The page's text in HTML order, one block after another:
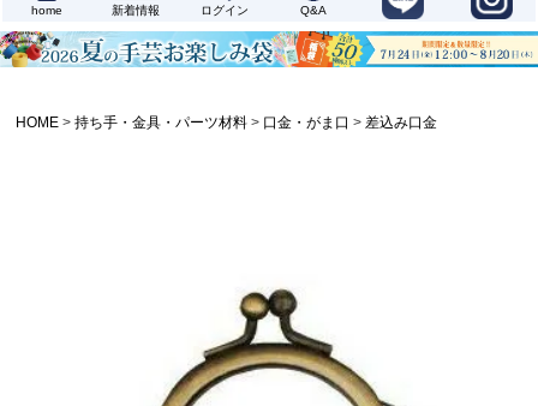
home 新着情報 ログイン Q&A
HOME 持ち手・金具・パーツ材料 口金・がま口 差込み口金